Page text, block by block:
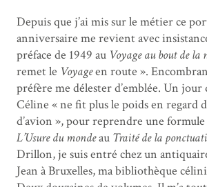
Depuis que j’ai mis sur le métier ce
anniversaire me revient avec
préface de 1949 au Voyage au bout de la
remet le Voyageen route ».
préfère me délester d’emblée. Un jour
Céline « ne fit plus le poids en regard
d’avion », pour reprendre une formule
L’Usure du mondeau Traité de la
Drillon, je suis entré chez un
Jean à Bruxelles, ma bibliothèque